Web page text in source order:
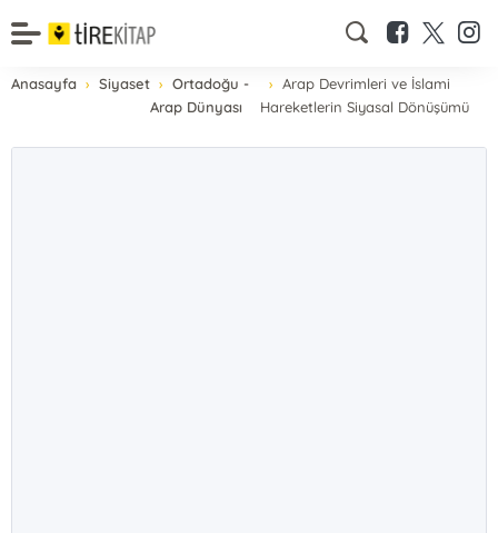
Anasayfa Siyaset
Ortadoğu -
Arap Dünyası
Arap Devrimleri ve İslami
Hareketlerin Siyasal Dönüşümü